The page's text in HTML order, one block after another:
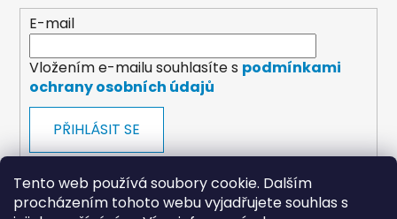
Tento web používá soubory cookie. Dalším
procházením tohoto webu vyjadřujete souhlas s
E-mail
Vložením e-mailu souhlasíte s podmínkami
ochrany osobních údajů
PŘIHLÁSIT SE